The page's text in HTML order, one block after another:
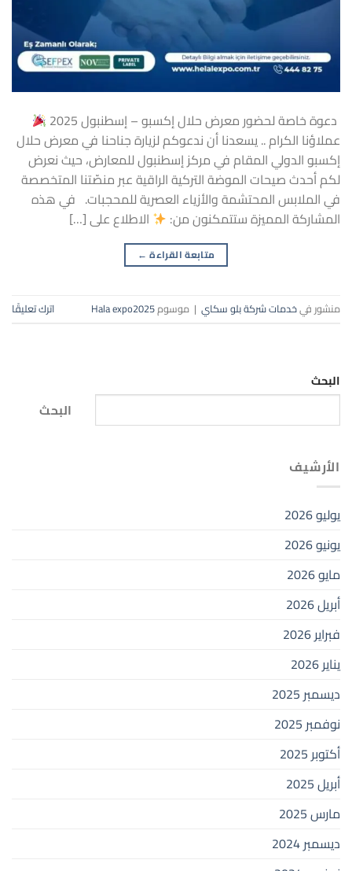
دعوة خاصة لحضور معرض حلال إكسبو – إسطنبول 2025
عملاؤنا الكرام .. يسعدنا أن ندعوكم لزيارة جناحنا في معرض حلال
إكسبو الدولي المقام في مركز إسطنبول للمعارض، حيث نعرض
لكم أحدث صيحات الموضة التركية الراقية عبر منصّتنا المتخصصة
في الملابس المحتشمة والأزياء العصرية للمحجبات. في هذه
المشاركة المميزة ستتمكنون من:
الاطلاع على […]
متابعة القراءة ←
منشور فيخدمات شركة بلو سكاي | موسومHala expo2025 اترك تعليقًا
البحث
البحث
الأرشيف
يوليو 2026
يونيو 2026
مايو 2026
أبريل 2026
فبراير 2026
يناير 2026
ديسمبر 2025
نوفمبر 2025
أكتوبر 2025
أبريل 2025
مارس 2025
ديسمبر 2024